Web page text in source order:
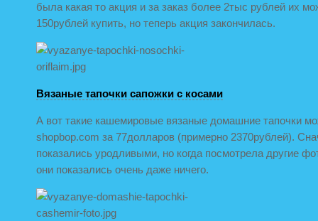
была какая то акция и за заказ более 2тыс рублей их
150рублей купить, но теперь акция закончилась.
Вязаные тапочки сапожки с косами
А вот такие кашемировые вязаные домашние тапочки
shopbop.com за 77долларов (примерно 2370рублей).
показались уродливыми, но когда посмотрела другие
они показались очень даже ничего.